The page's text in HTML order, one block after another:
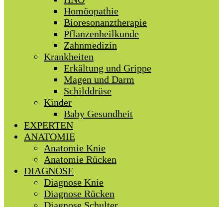
Homöopathie
Bioresonanztherapie
Pflanzenheilkunde
Zahnmedizin
Krankheiten
Erkältung und Grippe
Magen und Darm
Schilddrüse
Kinder
Baby Gesundheit
EXPERTEN
ANATOMIE
Anatomie Knie
Anatomie Rücken
DIAGNOSE
Diagnose Knie
Diagnose Rücken